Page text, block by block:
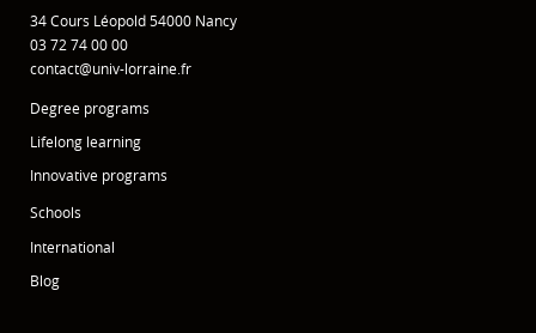
34 Cours Léopold 54000 Nancy
03 72 74 00 00
contact@univ-lorraine.fr
Degree programs
Lifelong learning
Innovative programs
Schools
International
Blog